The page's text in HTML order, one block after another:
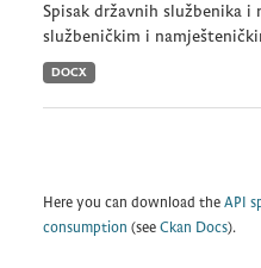
Spisak državnih službenika i
službeničkim i
DOCX
Here you can download the API
consumption (see Ckan Docs).